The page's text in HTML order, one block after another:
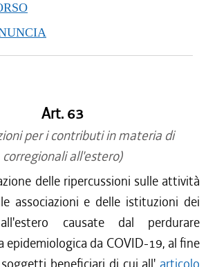
Art. 63
per i contributi in materia di
corregionali all'estero)
delle ripercussioni sulle attività
associazioni e delle istituzioni dei
causate dal perdurare
epidemiologica da COVID-19, al fine